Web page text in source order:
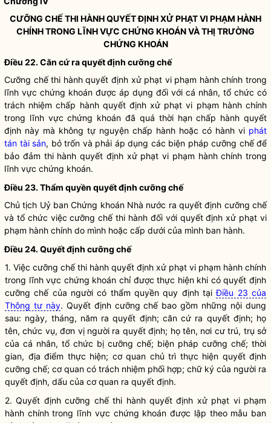
CƯỠNG CHẾ THI HÀNH QUYẾT ĐỊNH XỬ PHẠT VI PHẠM HÀNH
CHÍNH TRONG LĨNH VỰC CHỨNG KHOÁNVÀ THỊ TRƯỜNG
CHỨNG KHOÁN
Điều 22. Căn cứ ra quyết định cưỡng chế
Cưỡng chếthi hành quyết định xử phạt vi phạm hành chính trong
lĩnh vực chứng khoán được áp dụng đối với cá nhân, tổ chức có
trách nhiệmchấp hànhquyết định xử phạt vi phạm hành chính
trong lĩnh vựcchứng khoán đã quá thời hạnchấp hành quyết
định này mà không tự nguyện chấp hành hoặc có hành vi phát
tán tài sản, bỏ trốn và phải áp dụng các biện pháp cưỡng chếđể
bảo đảm thi hành quyết định xử phạt vi phạm hành chính trong
lĩnh vực chứng khoán.
Điều 23. Thẩm quyền quyết định cưỡng chế
Chủ tịch Uỷ ban Chứng khoán Nhà nước ra quyết định cưỡng chế
và tổ chức việccưỡng chếthi hành đối với quyết định xử phạt vi
phạm hành chính do mình hoặc cấp dưới của mình ban hành.
Điều 24. Quyết định cưỡng chế
1. Việc cưỡng chếthi hành quyết định xử phạt vi phạm hành chính
trong lĩnh vực chứng khoán chỉ được thực hiện khi có quyết định
cưỡng chếcủa người có thẩmquyền quy định tạiĐiều 23 của
Thông tư này. Quyết định cưỡng chếbao gồm những nội dung
sau: ngày, tháng, năm ra quyết định; căn cứ ra quyết định; họ
tên, chức vụ, đơn vị người ra quyết định; họ tên, nơi cư trú, trụ sở
của cá nhân, tổ chức bị cưỡng chế; biện pháp cưỡng chế; thời
gian, địa điểm thực hiện; cơ quan chủ trì thực hiện quyết định
cưỡng chế; cơ quan có trách nhiệm phối hợp; chữ ký của người ra
quyết định, dấu của cơ quan ra quyết định.
2. Quyết địnhcưỡng chếthi hành quyết định xử phạt vi phạm
hành chính trong lĩnh vực chứng khoán được lập theo mẫu ban